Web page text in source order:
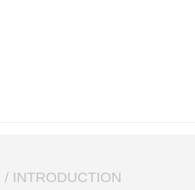
/ INTRODUCTION